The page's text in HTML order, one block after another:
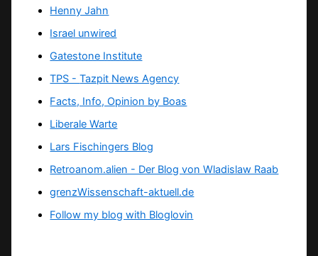
Henny Jahn
Israel unwired
Gatestone Institute
TPS -Tazpit News Agency
Facts, Info, Opinion by Boas
Liberale Warte
Lars Fischingers Blog
Retroanom.alien - Der Blog von Wladislaw Raab
grenzWissenschaft-aktuell.de
Follow my blog with Bloglovin